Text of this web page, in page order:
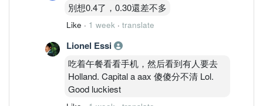
別想0.4了，0.30還差不多
Like · 1 week · translate
Lionel Essi
吃着午餐看看手机，然后看到有人要去
Holland. Capital a aax 傻傻分不清 Lol.
Good luckiest